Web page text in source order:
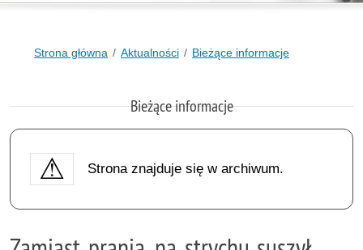
Strona główna Aktualności Bieżące informacje
Bieżące informacje
Strona znajduje się w archiwum.